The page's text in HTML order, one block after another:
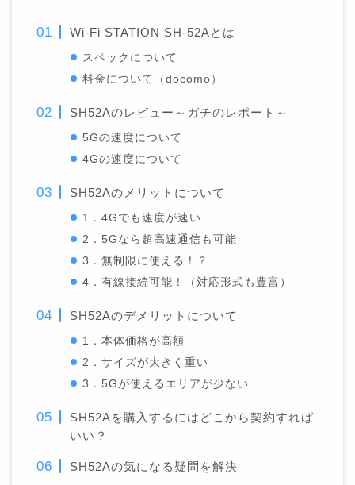
Wi-Fi STATION SH-52Aとは
スペックについて
料金について（docomo）
SH52Aのレビュー～ガチのレポート～
5Gの速度について
4Gの速度について
SH52Aのメリットについて
1．4Gでも速度が速い
2．5Gなら超高速通信も可能
3．無制限に使える！？
4．有線接続可能！（対応形式も豊富）
SH52Aのデメリットについて
1．本体価格が高額
2．サイズが大きく重い
3．5Gが使えるエリアが少ない
SH52Aを購入するにはどこから契約すれば
いい？
SH52Aの気になる疑問を解決